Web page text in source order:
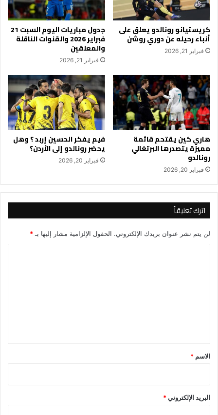
كريستيانو رونالدو يعلق على
أنباء رحيله عن دوري روشن
فبراير 21, 2026
جدول مباريات اليوم السبت 21
فبراير 2026 والقنوات الناقلة
والمعلقين
فبراير 21, 2026
هاري كين يقتحم قائمة
مميزة يتصدرها البرتغالي
رونالدو
فبراير 20, 2026
فيم يفكر الحسين إربد ؟ وهل
يحضر رونالدو إلى الأردن؟
فبراير 20, 2026
اترك تعليقاً
لن يتم نشر عنوان بريدك الإلكتروني. الحقول الإلزامية مشار إليها بـ *
*
الاسم *
البريد الإلكتروني*